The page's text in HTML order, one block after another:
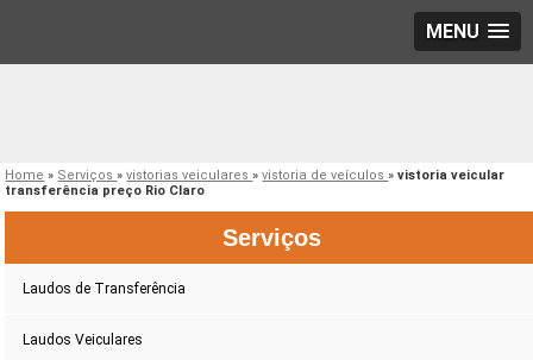
MENU
Home » Serviços»vistorias veiculares»vistoria de veículos»vistoria veicular
transferência preço Rio Claro
Serviços
Laudos de Transferência
Laudos Veiculares